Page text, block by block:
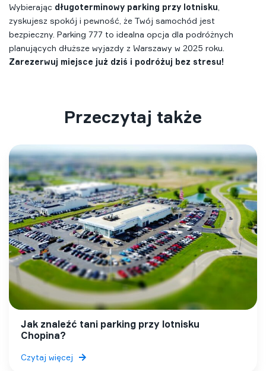
Wybierając długoterminowy parking przy lotnisku
zyskujesz spokój i pewność, że Twój samochód jest
bezpieczny. Parking 777 to idealna opcja dla podróżnych
planujących dłuższe wyjazdy z Warszawy w 2025 roku.
Zarezerwuj miejsce już dziś i podróżuj bez stresu!
Przeczytaj także
Jak znaleźć tani parking przy lotnisku
Chopina?
Czytaj więcej